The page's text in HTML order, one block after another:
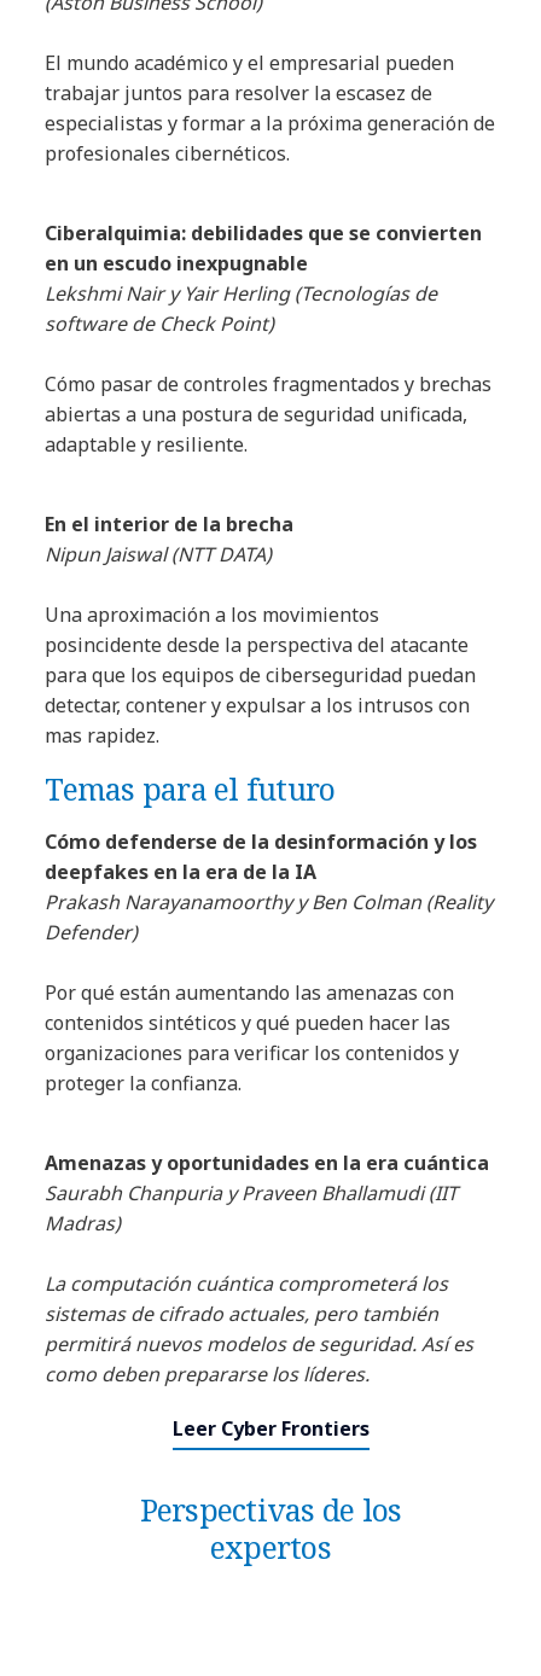
El mundo académico y el empresarial pueden
trabajar juntos para resolver la escasez de
especialistas y formar a la próxima generación de
profesionales cibernéticos.
Ciberalquimia: debilidades que se convierten
en un escudo inexpugnable
Lekshmi Nair y Yair Herling (Tecnologías de
software de Check Point)
Cómo pasar de controles fragmentados y brechas
abiertas a una postura de seguridad unificada,
adaptable y resiliente.
En el interior de la brecha
Nipun Jaiswal (NTT DATA)
Una aproximación a los movimientos
posincidente desde la perspectiva del atacante
para que los equipos de ciberseguridad puedan
detectar, contener y expulsar a los intrusos con
mas rapidez.
Temas para el futuro
Cómo defenderse de la desinformación y los
deepfakes en la era de la IA
Prakash Narayanamoorthy y Ben Colman (Reality
Defender)
Por qué están aumentando las amenazas con
contenidos sintéticos y qué pueden hacer las
organizaciones para verificar los contenidos y
proteger la confianza.
Amenazas y oportunidades en la era cuántica
Saurabh Chanpuria y Praveen Bhallamudi (IIT
Madras)
La computación cuántica comprometerá los
sistemas de cifrado actuales, pero también
permitirá nuevos modelos de seguridad. Así es
como deben prepararse los líderes.
Leer Cyber Frontiers
Perspectivas de los
expertos